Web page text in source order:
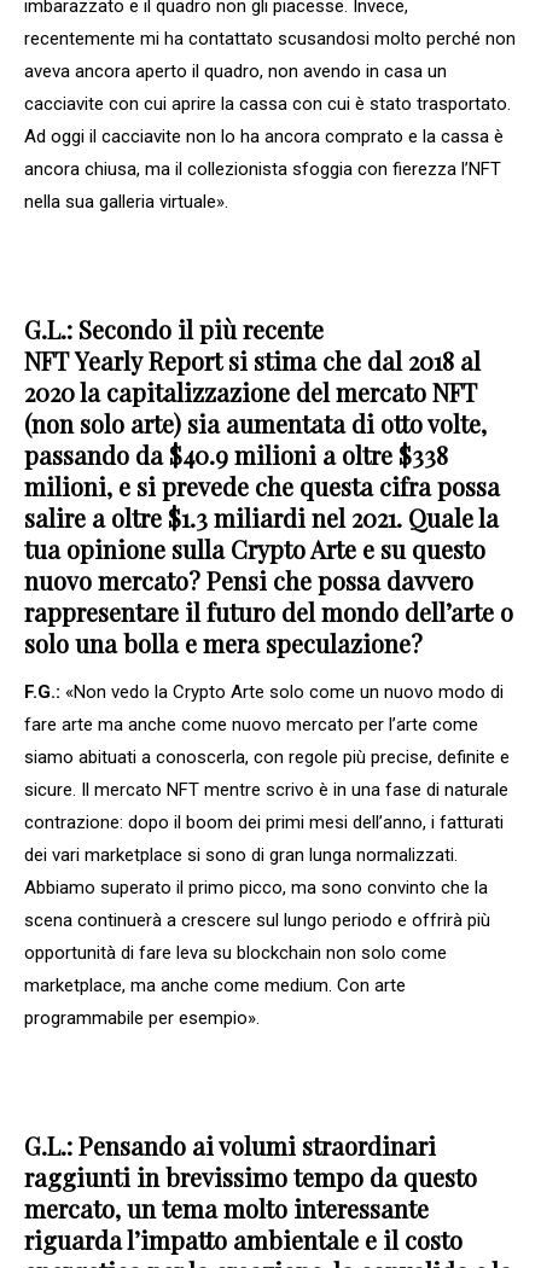
imbarazzato e il quadro non gli piacesse. Invece,
recentemente mi ha contattato scusandosi molto perché non
aveva ancora aperto il quadro, non avendo in casa un
cacciavite con cui aprire la cassa con cui è stato trasportato.
Ad oggi il cacciavite non lo ha ancora comprato e la cassa è
ancora chiusa, ma il collezionista sfoggia con fierezza l’NFT
nella sua galleria virtuale».
G.L.: Secondo il più recente
NFT Yearly Report si stima che dal 2018 al
2020 la capitalizzazione del mercato NFT
(non solo arte) sia aumentata di otto volte,
passando da $40.9 milioni a oltre $338
milioni, e si prevede che questa cifra possa
salire a oltre $1.3 miliardi nel 2021. Quale la
tua opinione sulla Crypto Arte e su questo
nuovo mercato? Pensi che possa davvero
rappresentare il futuro del mondo dell’arte o
solo una bolla e mera speculazione?
F.G.: «Non vedo la Crypto Arte solo come un nuovo modo di
fare arte ma anche come nuovo mercato per l’arte come
siamo abituati a conoscerla, con regole più precise, definite e
sicure. Il mercato NFT mentre scrivo è in una fase di naturale
contrazione: dopo il boom dei primi mesi dell’anno, i fatturati
dei vari marketplace si sono di gran lunga normalizzati.
Abbiamo superato il primo picco, ma sono convinto che la
scena continuerà a crescere sul lungo periodo e offrirà più
opportunità di fare leva su blockchain non solo come
marketplace, ma anche come medium. Con arte
programmabile per esempio».
G.L.: Pensando ai volumi straordinari
raggiunti in brevissimo tempo da questo
mercato, un tema molto interessante
riguarda l’impatto ambientale e il costo